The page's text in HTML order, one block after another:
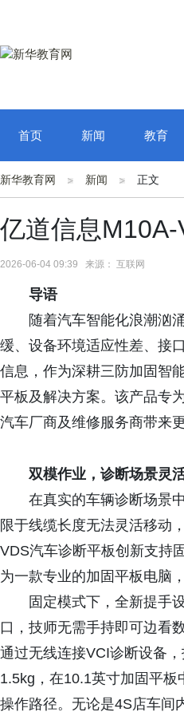
首页 新闻 教育
新华教育网 新闻 正文
亿道信息
2026-06-04 09:39 来源： 互联网
导语
随着汽车智能化浪潮汹
缓、设备环境适应性差、接
信息，作为深耕三防加固智
平板及解决方案。该产品专
汽车厂商及维修服务商带来
双模作业，诊断场景灵
在真实的车辆诊断场景
限于线缆长度无法灵活移动
VDS汽车诊断平板创新支持
为一款专业的加固平板电脑
固定模式下，全新提手
口，技师无需手持即可边看
通过无线连接VCI诊断设备
1.5kg，在10.1英寸加固平
操作路径。无论是4S店车间